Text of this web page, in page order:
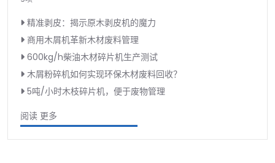
精准剥皮：揭示原木剥皮机的魔力
商用木屑机革新木材废料管理
600kg/h柴油木材碎片机生产测试
木屑粉碎机如何实现环保木材废料回收？
5吨/小时木枝碎片机，便于废物管理
阅读 更多